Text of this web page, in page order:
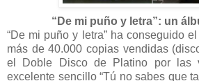
“De mi puño y letra”: un
“De mi puño y letra” ha conseguido
más de 40.000 copias vendidas
el Doble Disco de Platino por las
excelente sencillo “Tú no sabes que